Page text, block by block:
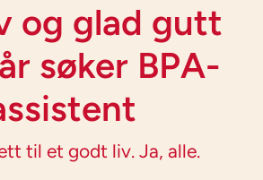
og glad gutt
søker BPA-
til et godt liv. Ja, alle.